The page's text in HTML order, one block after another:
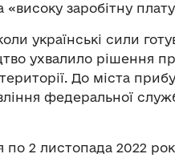
заробітну
українські сили
ухвалило рішення
До міста
федеральної
по 2 листопада 2022